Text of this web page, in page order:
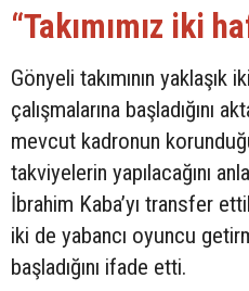
“Takımımız iki
Gönyeli takımının
çalışmalarına başladığını
mevcut kadronun
takviyelerin yapılacağını
İbrahim Kaba’yı transfer
iki de yabancı oyuncu
başladığını ifade etti.